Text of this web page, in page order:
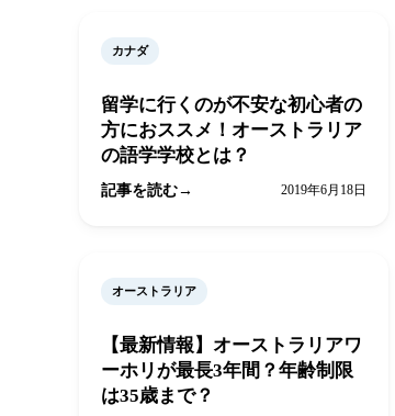
カナダ
留学に行くのが不安な初心者の
方におススメ！オーストラリア
の語学学校とは？
記事を読む 2019年6月18日
オーストラリア
【最新情報】オーストラリアワ
ーホリが最長3年間？年齢制限
は35歳まで？